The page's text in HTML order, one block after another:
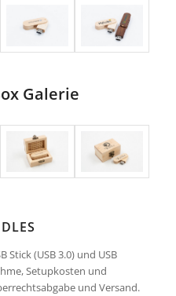
Galerie
Stick (USB 3.0) und USB
Setupkosten und
und Versand.